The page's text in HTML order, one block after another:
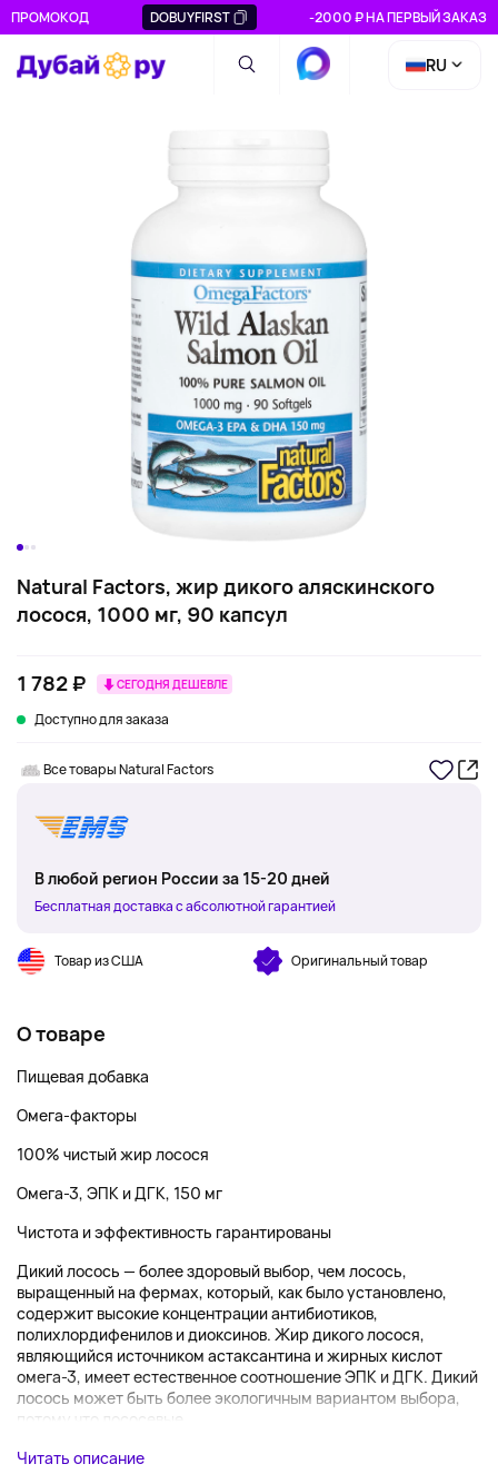
ПРОМОКОД DOBUYFIRST -2000 ₽ НА ПЕРВЫЙ ЗАКАЗ
RU
Natural Factors, жир дикого аляскинского
лосося, 1000 мг, 90 капсул
1 782 ₽ СЕГОДНЯ ДЕШЕВЛЕ
Доступно для заказа
Все товары Natural Factors
В любой регион России за 15-20 дней
Бесплатная доставка с абсолютной гарантией
Товар из США Оригинальный товар
О товаре
Пищевая добавка
Омега-факторы
100% чистый жир лосося
Омега-3, ЭПК и ДГК, 150 мг
Чистота и эффективность гарантированы
Дикий лосось — более здоровый выбор, чем лосось,
выращенный на фермах, который, как было установлено,
содержит высокие концентрации антибиотиков,
полихлордифенилов и диоксинов. Жир дикого лосося,
являющийся источником астаксантина и жирных кислот
омега-3, имеет естественное соотношение ЭПК и ДГК. Дикий
лосось может быть более экологичным вариантом выбора,
потому что лососевые...
Читать описание